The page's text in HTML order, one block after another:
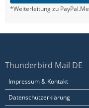
*Weiterleitung zu PayPal.Me
Thunderbird Mail DE
Impressum & Kontakt
Datenschutzerklärung